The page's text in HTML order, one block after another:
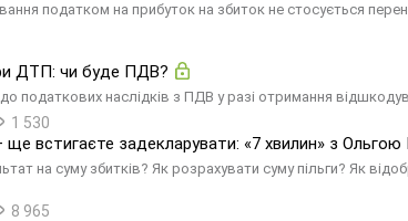
податком на прибуток на збиток не стосується
ДТП: чи буде ПДВ?
податкових наслідків з ПДВ у разі отримання
1 530
ще встигаєте задекларувати: «7 хвилин» з Ольгою
на суму збитків? Як розрахувати суму пільги? Як
8 965